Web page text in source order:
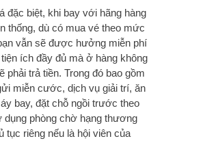
đặc biệt, khi bay với hãng hàng
thống, dù có mua vé theo mức
vẫn sẽ được hưởng miễn phí
ích đầy đủ mà ở hàng không
phải trả tiền. Trong đó bao gồm
miễn cước, dịch vụ giải trí, ăn
bay, đặt chỗ ngồi trước theo
phòng chờ hạng thương
tục riêng nếu là hội viên của